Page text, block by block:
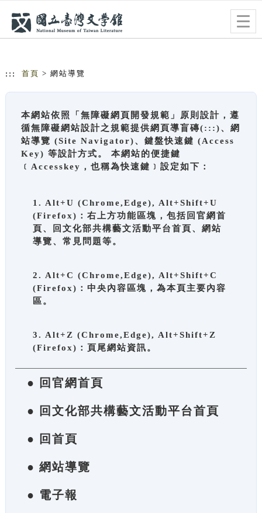
::: 首頁 > 網站導覽
本網站依照「無障礙網頁開發規範」原則設計，遵
循無障礙網站設計之規範提供網頁導盲磚(:::)、網
站導覽 (Site Navigator)、鍵盤快速鍵 (Access
Key) 等設計方式。 本網站的便捷鍵
﹝Accesskey，也稱為快速鍵﹞設定如下：
1. Alt+U (Chrome,Edge), Alt+Shift+U
(Firefox)：右上方功能區塊，包括回官網首
頁、回文化部共構藝文活動平台首頁、網站
導覽、常見問題等。
2. Alt+C (Chrome,Edge), Alt+Shift+C
(Firefox)：中央內容區塊，為本頁主要內容
區。
3. Alt+Z (Chrome,Edge), Alt+Shift+Z
(Firefox)：頁尾網站資訊。
● 回官網首頁
● 回文化部共構藝文活動平台首頁
● 回首頁
● 網站導覽
● 電子報